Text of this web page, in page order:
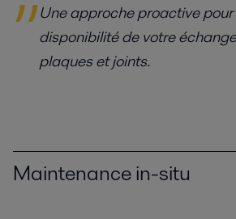
Une approche proactive
disponibilité de votre
plaques et joints.
Maintenance in-situ